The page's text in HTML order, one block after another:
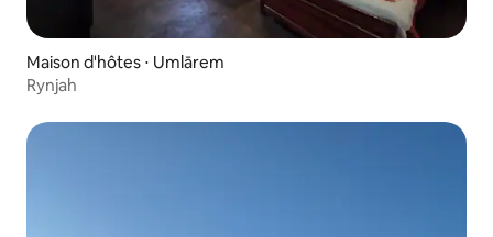
Maison d'hôtes ⋅ Umlārem
Rynjah